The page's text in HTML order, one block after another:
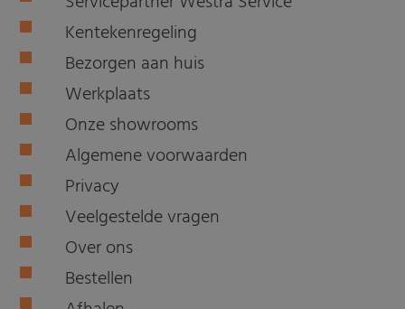
Kentekenregeling
Bezorgen aan huis
Werkplaats
Onze showrooms
Algemene voorwaarden
Privacy
Veelgestelde vragen
Over ons
Bestellen